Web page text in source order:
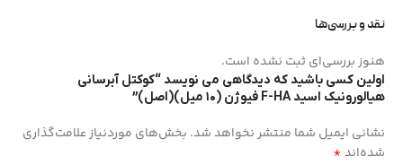
نقد و بررسی‌ها
هنوز بررسی‌ای ثبت نشده است.
اولین کسی باشید که دیدگاهی می نویسد “کوکتل آبرسانی
هیالورونیک اسید F-HA فیوژن (۱۰ میل)(اصل)”
نشانی ایمیل شما منتشر نخواهد شد. بخش‌های موردنیاز علامت‌گذاری
شده‌اند*